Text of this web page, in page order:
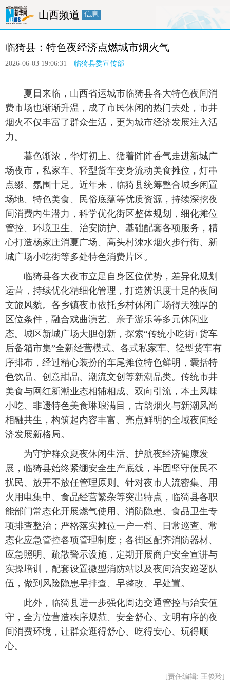
山西频道 信息
产经 医卫 教育 旅游
临猗县：特色夜经济点燃城市烟火气
2026-06-03 19:06:31 临猗县委宣传部
夏日来临，山西省运城市临猗县各大特色夜间消
费市场也渐渐升温，成了市民休闲的热门去处，市井
烟火不仅丰富了群众生活，更为城市经济发展注入活
力。
暮色渐浓，华灯初上。循着阵阵香气走进新城广
场夜市，私家车、轻型货车变身流动美食摊位，灯串
点缀、氛围十足。近年来，临猗县统筹整合城乡闲置
场地、特色美食、民俗底蕴等优质资源，持续深挖夜
间消费内生潜力，科学优化街区整体规划，细化摊位
管控、环境卫生、治安防护、基础配套各项服务，精
心打造杨家庄消夏广场、高头村涑水烟火步行街、新
城广场小吃街等多处特色消费片区。
临猗县各大夜市立足自身区位优势，差异化规划
运营，持续优化精细化管理，打造辨识度十足的夜间
文旅风貌。各乡镇夜市依托乡村休闲广场得天独厚的
区位条件，融合戏曲演艺、亲子游乐等多元休闲业
态。城区新城广场大胆创新，探索“传统小吃街+货车
后备箱市集”全新经营模式。各式私家车、轻型货车有
序排布，经过精心装扮的车尾摊位特色鲜明，囊括特
色饮品、创意甜品、潮流文创等新潮品类。传统市井
美食与网红新潮业态相辅相成、双向引流，本土风味
小吃、非遗特色美食琳琅满目，古韵烟火与新潮风尚
相融共生，构筑起内容丰富、亮点鲜明的全域夜间经
济发展新格局。
为守护群众夏夜休闲生活、护航夜经济健康发
展，临猗县始终紧绷安全生产底线，牢固坚守便民不
扰民、放开不放任管理原则。针对夜市人流密集、用
火用电集中、食品经营繁杂等突出特点，临猗县各职
能部门常态化开展燃气使用、消防隐患、食品卫生专
项排查整治；严格落实摊位一户一档、日常巡查、常
态化应急管控各项管理制度；各街区配齐消防器材、
应急照明、疏散警示设施，定期开展商户安全宣讲与
实操培训，配套设置微型消防站以及夜间治安巡逻队
伍，做到风险隐患早排查、早整改、早处置。
此外，临猗县进一步强化周边交通管控与治安值
守，全方位营造秩序规范、安全舒心、文明有序的夜
间消费环境，让群众逛得舒心、吃得安心、玩得顺
心。
[责任编辑: 王俊玲]